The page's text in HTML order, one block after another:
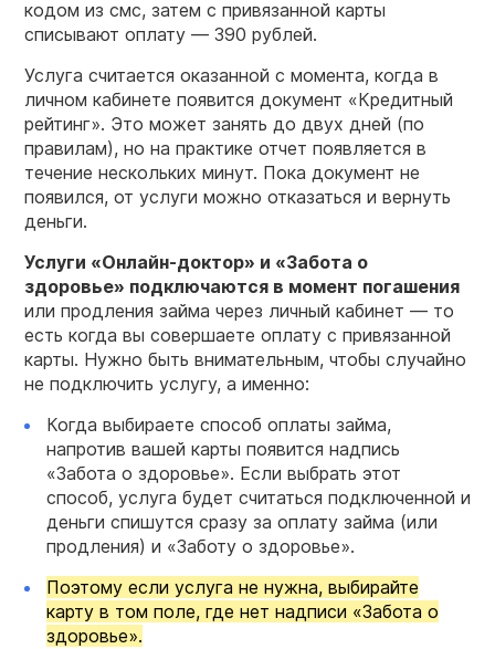
кодом из смс, затем с привязанной карты
списывают оплату — 390 рублей.
Услуга считается оказанной с момента, когда в
личном кабинете появится документ «Кредитный
рейтинг». Это может занять до двух дней (по
правилам), но на практике отчет появляется в
течение нескольких минут. Пока документ не
появился, от услуги можно отказаться и вернуть
деньги.
Услуги «Онлайн-доктор» и «Забота о
здоровье» подключаются в момент погашения
или продления займа через личный кабинет — то
есть когда вы совершаете оплату с привязанной
карты. Нужно быть внимательным, чтобы случайно
не подключить услугу, а именно:
Когда выбираете способ оплаты займа,
напротив вашей карты появится надпись
«Забота о здоровье». Если выбрать этот
способ, услуга будет считаться подключенной и
деньги спишутся сразу за оплату займа (или
продления) и «Заботу о здоровье».
Поэтому если услуга не нужна, выбирайте
карту в том поле, где нет надписи «Забота о
здоровье».